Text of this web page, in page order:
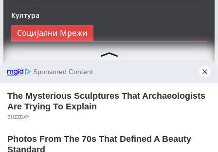
Култура
Социјални Мрежи
Следете нè на Фејсбук за да сте во тек со најновите